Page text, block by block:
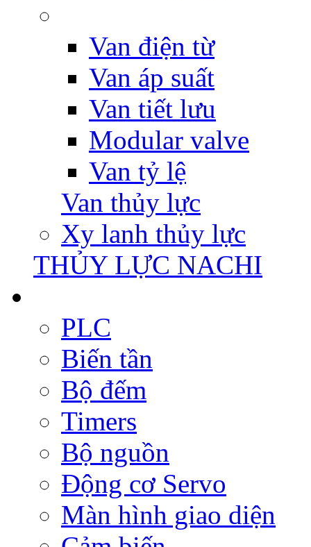
Van điện từ
Van áp suất
Van tiết lưu
Modular valve
Van tỷ lệ
Van thủy lực
Xy lanh thủy lực
THỦY LỰC NACHI
PLC
Biến tần
Bộ đếm
Timers
Bộ nguồn
Động cơ Servo
Màn hình giao diện